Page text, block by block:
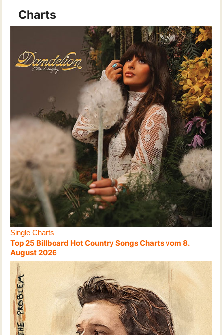
Charts
Single Charts
Top 25 Billboard Hot Country Songs Charts vom 8.
August 2026